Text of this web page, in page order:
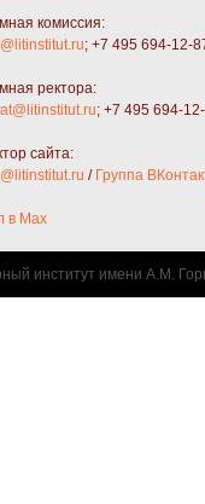
комиссия:
; +7 495 694-12-
ректора:
; +7 495 694-
сайта:
/ Группа
в Max
институт имени А.М.